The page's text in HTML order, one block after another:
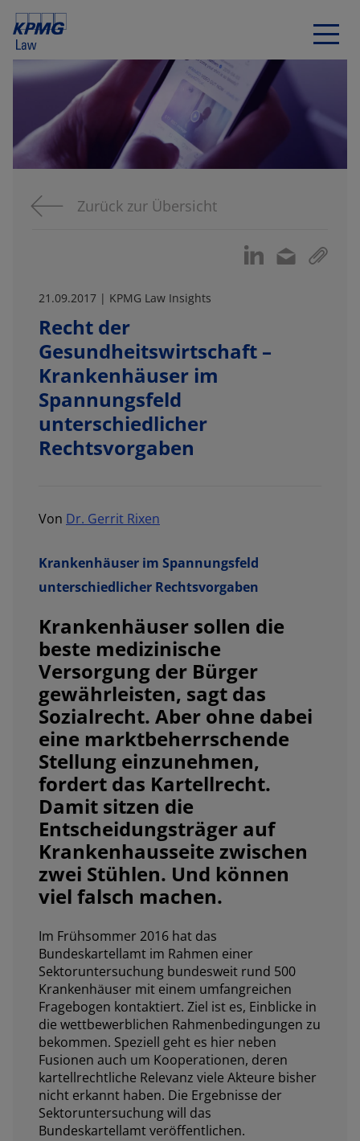
Zurück zur Übersicht
21.09.2017 | KPMG Law Insights
Recht der
Gesundheitswirtschaft –
Krankenhäuser im
Spannungsfeld
unterschiedlicher
Rechtsvorgaben
Von Dr. Gerrit Rixen
Krankenhäuser im Spannungsfeld
unterschiedlicher Rechtsvorgaben
Krankenhäuser sollen die
beste medizinische
Versorgung der Bürger
gewährleisten, sagt das
Sozialrecht. Aber ohne dabei
eine marktbeherrschende
Stellung einzunehmen,
fordert das Kartellrecht.
Damit sitzen die
Entscheidungsträger auf
Krankenhausseite zwischen
zwei Stühlen. Und können
viel falsch machen.
Im Frühsommer 2016 hat das
Bundeskartellamt im Rahmen einer
Sektoruntersuchung bundesweit rund 500
Krankenhäuser mit einem umfangreichen
Fragebogen kontaktiert. Ziel ist es, Einblicke in
die wettbewerblichen Rahmenbedingungen zu
bekommen. Speziell geht es hier neben
Fusionen auch um Kooperationen, deren
kartellrechtliche Relevanz viele Akteure bisher
nicht erkannt haben. Die Ergebnisse der
Sektoruntersuchung will das
Bundeskartellamt veröffentlichen.